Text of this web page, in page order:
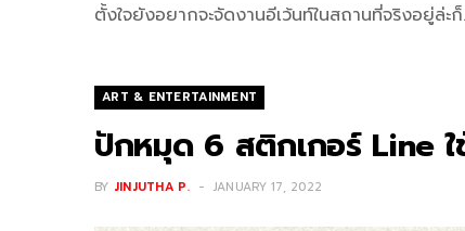
ตั้งใจยังอยากจะจัดงานอีเว้นท์ในสถานที่จริงอยู่ล่ะ
ART & ENTERTAINMENT
ปักหมุด 6 สติกเกอร์ Line ใ
BY JINJUTHA P. JANUARY 17, 2022